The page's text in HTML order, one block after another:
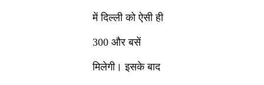
में दिल्ली को ऐसी ही
300 और बसें
मिलेगी। इसके बाद